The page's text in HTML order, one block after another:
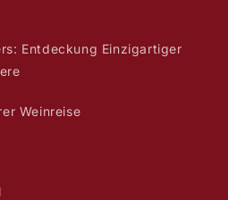
Entdeckung Einzigartiger
Weinreise